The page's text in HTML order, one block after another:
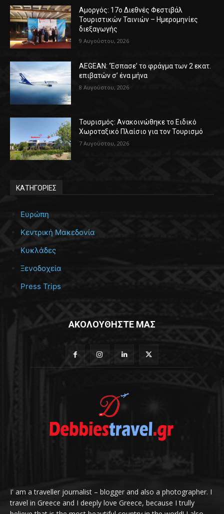
Αμοργός: 17ο Διεθνές Φεστιβάλ
Τουριστικών Ταινιών – Ημερομηνίες
διεξαγωγής
9 Αυγούστου, 2026
AEGEAN: ‘Έσπασε’ το φράγμα των 2 εκατ.
επιβατών σ’ ένα μήνα
8 Αυγούστου, 2026
Τουρισμός: Ανακοινώθηκε το Ειδικό
Χωροταξικό Πλαίσιο για τον Τουρισμό
7 Αυγούστου, 2026
ΚΑΤΗΓΟΡΙΕΣ
Ευρώπη
Κεντρική Μακεδονία
Κυκλάδες
Ξενοδοχεία
Press Trips
ΑΚΟΛΟΥΘΗΣΤΕ ΜΑΣ
I' am a traveller journalist – blogger and also a photographer. I
travel in Greece and I deeply love Greece, because I trully